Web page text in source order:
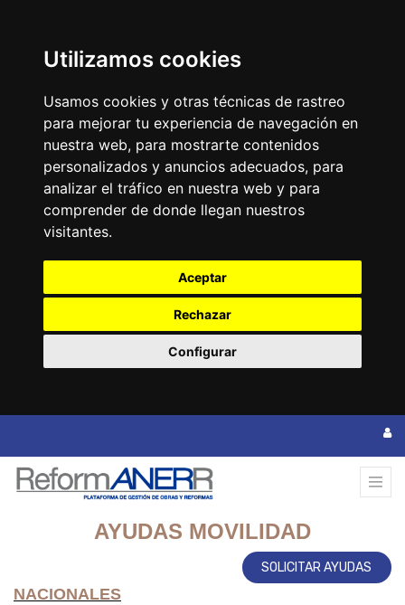
Utilizamos cookies
Usamos cookies y otras técnicas de rastreo
para mejorar tu experiencia de navegación en
nuestra web, para mostrarte contenidos
personalizados y anuncios adecuados, para
analizar el tráfico en nuestra web y para
comprender de donde llegan nuestros
visitantes.
Aceptar
Rechazar
Configurar
AYUDAS MOVILIDAD
SOLICITAR AYUDAS
NACIONALES